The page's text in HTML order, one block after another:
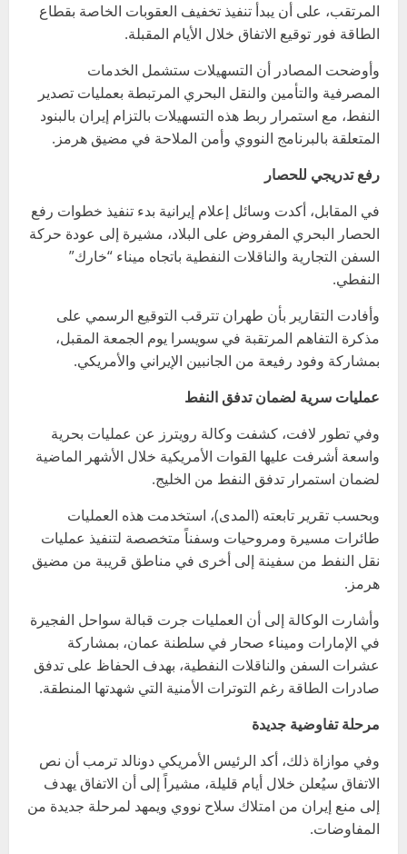
المرتقب، على أن يبدأ تنفيذ تخفيف العقوبات الخاصة بقطاع
الطاقة فور توقيع الاتفاق خلال الأيام المقبلة.
وأوضحت المصادر أن التسهيلات ستشمل الخدمات
المصرفية والتأمين والنقل البحري المرتبطة بعمليات تصدير
النفط، مع استمرار ربط هذه التسهيلات بالتزام إيران بالبنود
المتعلقة بالبرنامج النووي وأمن الملاحة في مضيق هرمز.
رفع تدريجي للحصار
في المقابل، أكدت وسائل إعلام إيرانية بدء تنفيذ خطوات رفع
الحصار البحري المفروض على البلاد، مشيرة إلى عودة حركة
السفن التجارية والناقلات النفطية باتجاه ميناء “خارك”
النفطي.
وأفادت التقارير بأن طهران تترقب التوقيع الرسمي على
مذكرة التفاهم المرتقبة في سويسرا يوم الجمعة المقبل،
بمشاركة وفود رفيعة من الجانبين الإيراني والأمريكي.
عمليات سرية لضمان تدفق النفط
وفي تطور لافت، كشفت وكالة رويترز عن عمليات بحرية
واسعة أشرفت عليها القوات الأمريكية خلال الأشهر الماضية
لضمان استمرار تدفق النفط من الخليج.
وبحسب تقرير تابعته (المدى)، استخدمت هذه العمليات
طائرات مسيرة ومروحيات وسفناً متخصصة لتنفيذ عمليات
نقل النفط من سفينة إلى أخرى في مناطق قريبة من مضيق
هرمز.
وأشارت الوكالة إلى أن العمليات جرت قبالة سواحل الفجيرة
في الإمارات وميناء صحار في سلطنة عمان، بمشاركة
عشرات السفن والناقلات النفطية، بهدف الحفاظ على تدفق
صادرات الطاقة رغم التوترات الأمنية التي شهدتها المنطقة.
مرحلة تفاوضية جديدة
وفي موازاة ذلك، أكد الرئيس الأمريكي دونالد ترمب أن نص
الاتفاق سيُعلن خلال أيام قليلة، مشيراً إلى أن الاتفاق يهدف
إلى منع إيران من امتلاك سلاح نووي ويمهد لمرحلة جديدة من
المفاوضات.